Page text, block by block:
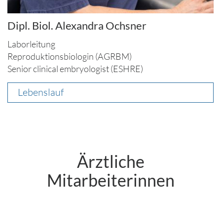
Dipl. Biol. Alexandra Ochsner
Laborleitung
Reproduktionsbiologin (AGRBM)
Senior clinical embryologist (ESHRE)
Lebenslauf
Ärztliche
Mitarbeiterinnen